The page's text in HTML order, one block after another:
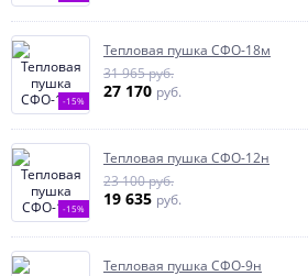
-15%
Тепловая пушка СФО-18м
31 965 руб.
27 170 руб.
-15%
Тепловая пушка СФО-12н
23 100 руб.
19 635 руб.
Тепловая пушка СФО-9н